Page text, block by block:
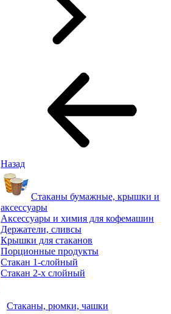
Назад
Стаканы бумажные, крышки и
аксессуары
Аксессуары и химия для кофемашин
Держатели, сливсы
Крышки для стаканов
Порционные продукты
Стакан 1-слойный
Стакан 2-х слойный
Стаканы, рюмки, чашки